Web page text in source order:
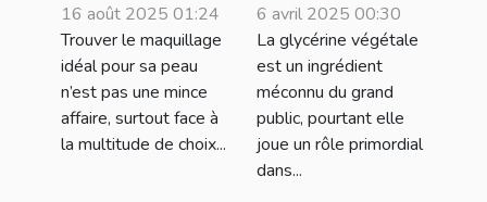
maquillage
Younique pour
votre type de
peau ?
16 août 2025 01:24
Trouver le maquillage
idéal pour sa peau
n’est pas une mince
affaire, surtout face à
la multitude de choix...
de la glycérine
végétale dans
les savons
artisanaux
6 avril 2025 00:30
La glycérine végétale
est un ingrédient
méconnu du grand
public, pourtant elle
joue un rôle primordial
dans...